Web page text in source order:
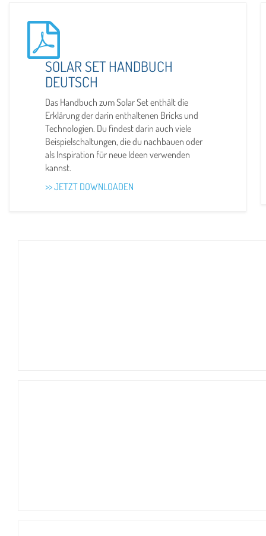
SOLAR SET HANDBUCH
DEUTSCH
Das Handbuch zum Solar Set enthält die
Erklärung der darin enthaltenen Bricks und
Technologien. Du findest darin auch viele
Beispielschaltungen, die du nachbauen oder
als Inspiration für neue Ideen verwenden
kannst.
>> JETZT DOWNLOADEN